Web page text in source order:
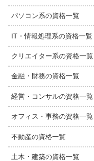
パソコン系の資格一覧
IT・情報処理系の資格一覧
クリエイター系の資格一覧
金融・財務の資格一覧
経営・コンサルの資格一覧
オフィス・事務の資格一覧
不動産の資格一覧
土木・建築の資格一覧